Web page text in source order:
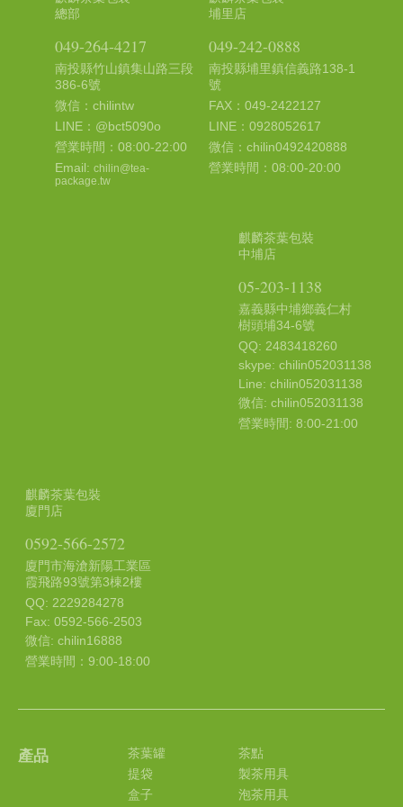
總部
049-264-4217
南投縣竹山鎮集山路三段
386-6號
微信：chilintw
LINE：@bct5090o
營業時間：08:00-22:00
Email: chilin@tea-
package.tw
埔里店
049-242-0888
南投縣埔里鎮信義路138-1
號
FAX：049-2422127
LINE：0928052617
微信：chilin0492420888
營業時間：08:00-20:00
麒麟茶葉包裝
中埔店
05-203-1138
嘉義縣中埔鄉義仁村
樹頭埔34-6號
QQ: 2483418260
skype: chilin052031138
Line: chilin052031138
微信: chilin052031138
營業時間: 8:00-21:00
麒麟茶葉包裝
廈門店
0592-566-2572
廈門市海滄新陽工業區
霞飛路93號第3棟2樓
QQ: 2229284278
Fax: 0592-566-2503
微信: chilin16888
營業時間：9:00-18:00
產品
茶葉罐
提袋
盒子
茶點
製茶用具
泡茶用具